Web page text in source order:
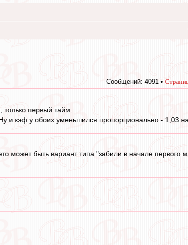
Сообщений: 4091 •
только первый тайм.
и кэф у обоих уменьшился пропорционально - 1,03
может быть вариант типа "забили в начале первого